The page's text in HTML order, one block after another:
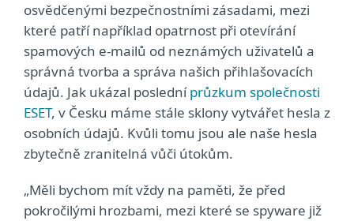
osvědčenými bezpečnostními zásadami, mezi
které patří například opatrnost při otevírání
spamových e-mailů od neznámých uživatelů a
správná tvorba a správa našich přihlašovacích
údajů. Jak ukázal posledníprůzkum společnosti
ESET, v Česku máme stále sklony vytvářet hesla z
osobních údajů. Kvůli tomu jsou ale naše hesla
zbytečně zranitelná vůči útokům.
„Měli bychom mít vždy na paměti, že před
pokročilými hrozbami, mezi které se spyware již